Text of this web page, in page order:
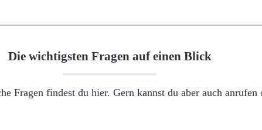
Die wichtigsten Fragen auf einen Blick
Fragen findest du hier. Gern kannst du aber auch